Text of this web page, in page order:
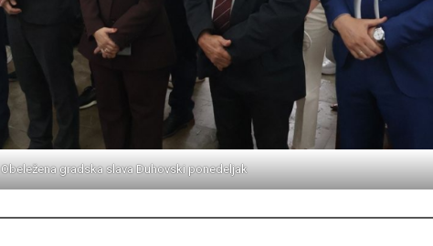
Obeležena gradska slava Duhovski ponedeljak